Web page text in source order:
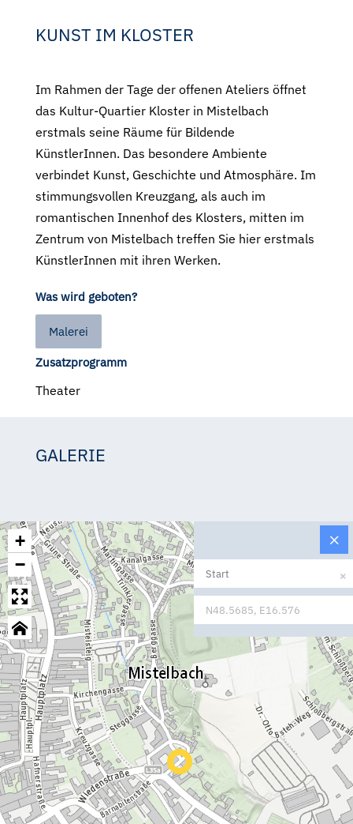
KUNST IM KLOSTER
Im Rahmen der Tage der offenen Ateliers öffnet
das Kultur-Quartier Kloster in Mistelbach
erstmals seine Räume für Bildende
KünstlerInnen. Das besondere Ambiente
verbindet Kunst, Geschichte und Atmosphäre. Im
stimmungsvollen Kreuzgang, als auch im
romantischen Innenhof des Klosters, mitten im
Zentrum von Mistelbach treffen Sie hier erstmals
KünstlerInnen mit ihren Werken.
Was wird geboten?
Malerei
Zusatzprogramm
Theater
GALERIE
+
−